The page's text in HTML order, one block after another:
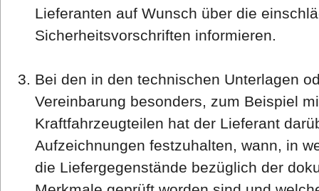
Lieferanten auf Wunsch über die
Sicherheitsvorschriften informieren.
Bei den in den technischen Unterlagen
Vereinbarung besonders, zum Beispiel
Kraftfahrzeugteilen hat der Lieferant
Aufzeichnungen festzuhalten, wann, in
die Liefergegenstände bezüglich der